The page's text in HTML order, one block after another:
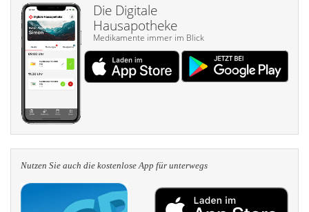
Die Digitale
Hausapotheke
Medikamente immer im Blick
Nutzen Sie auch die kosten­lose App für unterwegs